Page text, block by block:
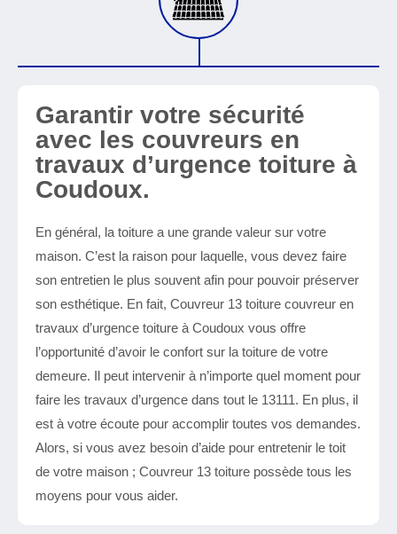
Garantir votre sécurité
avec les couvreurs en
travaux d’urgence toiture à
Coudoux.
En général, la toiture a une grande valeur sur votre
maison. C’est la raison pour laquelle, vous devez faire
son entretien le plus souvent afin pour pouvoir préserver
son esthétique. En fait, Couvreur 13 toiture couvreur en
travaux d’urgence toiture à Coudoux vous offre
l’opportunité d’avoir le confort sur la toiture de votre
demeure. Il peut intervenir à n’importe quel moment pour
faire les travaux d’urgence dans tout le 13111. En plus, il
est à votre écoute pour accomplir toutes vos demandes.
Alors, si vous avez besoin d’aide pour entretenir le toit
de votre maison ; Couvreur 13 toiture possède tous les
moyens pour vous aider.